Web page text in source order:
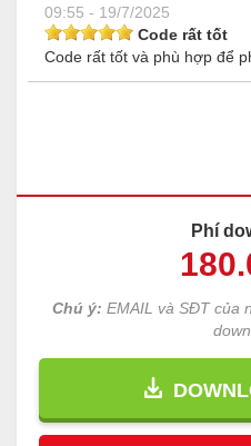
09:55 - 19/7/2025
Code rất tốt
Code rất tốt và phù hợp để
Phí
180
Chú ý: EMAIL và SĐT của